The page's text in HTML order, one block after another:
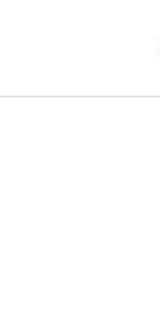
contenido